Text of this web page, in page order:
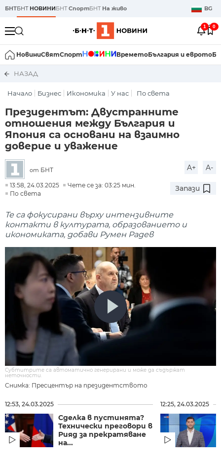
БНТБНТ НОВИНИБНТСпортБНТ На живо BG
1 0
НовиниСвятСпорт ВреметоБългария и еврото
НАЗАД
Начало Бизнес Икономика У нас По света
Президентът: Двустранните
отношения между България и
Япония са основани на взаимно
доверие и уважение
от БНТ A+ A-
13:58, 24.03.2025
Чете се за: 03:25 мин.
По света
Запази
Те са фокусирани върху интензивните
контакти в културата, образованието и
икономиката, добави Румен Радев
Снимка: Пресцентър на президентството
Субтитрите са автоматично генерирани и може да съдържат
неточности.
12:53, 24.03.2025
Сделка в пустинята?
Технически преговори в
Рияд за прекратяване
на...
12:25, 24.03.2025